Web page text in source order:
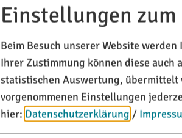
04.10.26
Kulinarische
Unsere
Vorspeisen,
Tee, Kaffee, heiße
Einstellungen
Beim Besuch unserer Website
Ihrer Zustimmung können diese auch
statistischen Auswertung, übermittelt
vorgenommenen Einstellungen
hier: Datenschutzerklärung /